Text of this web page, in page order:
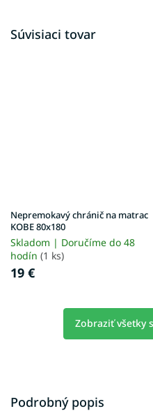
Súvisiaci tovar
Nepremokavý chránič na matrac
KOBE 80x180
Skladom | Doručíme do 48
hodín (1 ks)
19 €
Zobraziť všetky
Podrobný popis